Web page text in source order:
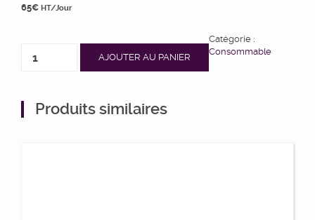
65€ HT/Jour
AJOUTER AU PANIER
Catégorie :
Consommable
Produits similaires